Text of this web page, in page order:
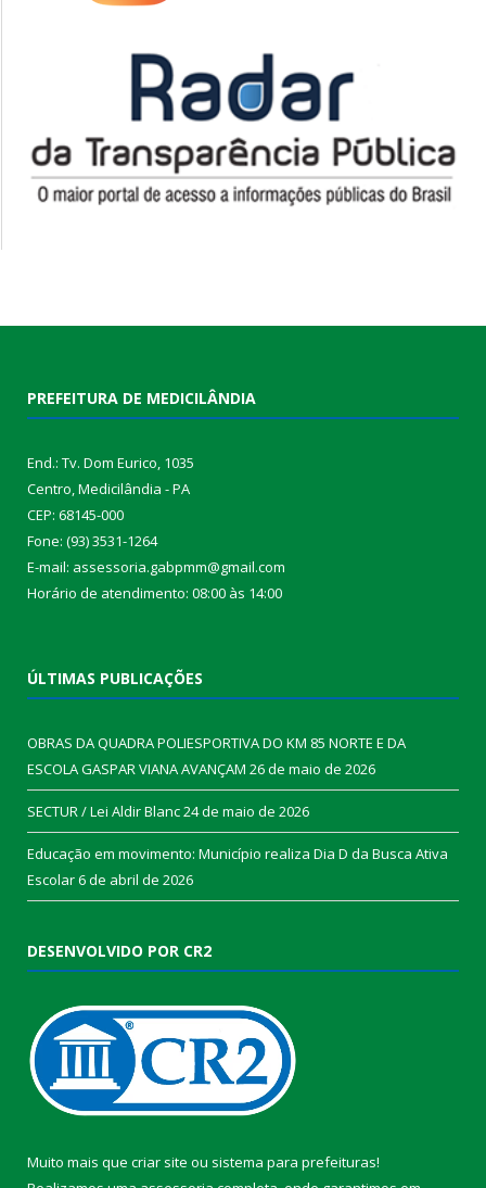
PREFEITURA DE MEDICILÂNDIA
End.: Tv. Dom Eurico, 1035
Centro, Medicilândia - PA
CEP: 68145-000
Fone: (93) 3531-1264
E-mail: assessoria.gabpmm@gmail.com
Horário de atendimento: 08:00 às 14:00
ÚLTIMAS PUBLICAÇÕES
OBRAS DA QUADRA POLIESPORTIVA DO KM 85 NORTE E DA
ESCOLA GASPAR VIANA AVANÇAM 26 de maio de 2026
SECTUR / Lei Aldir Blanc24 de maio de 2026
Educação em movimento: Município realiza Dia D da Busca Ativa
Escolar6 de abril de 2026
DESENVOLVIDO POR CR2
Muito mais que criar site ou sistema para prefeituras!